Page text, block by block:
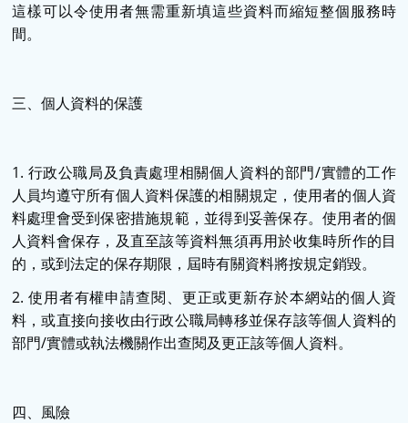
這樣可以令使用者無需重新填這些資料而縮短整個服務時
間。
三、個人資料的保護
1. 行政公職局及負責處理相關個人資料的部門/實體的工作
人員均遵守所有個人資料保護的相關規定，使用者的個人資
料處理會受到保密措施規範，並得到妥善保存。使用者的個
人資料會保存，及直至該等資料無須再用於收集時所作的目
的，或到法定的保存期限，屆時有關資料將按規定銷毀。
2. 使用者有權申請查閱、更正或更新存於本網站的個人資
料，或直接向接收由行政公職局轉移並保存該等個人資料的
部門/實體或執法機關作出查閱及更正該等個人資料。
四、風險